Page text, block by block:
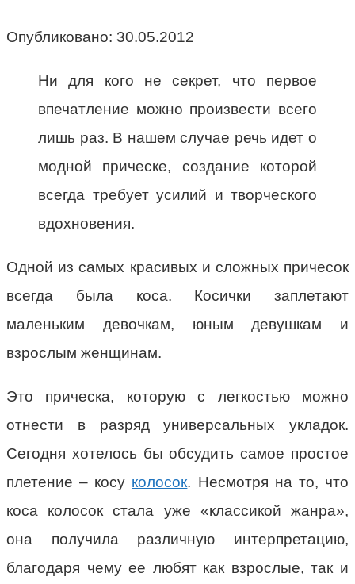
Опубликовано: 30.05.2012
Ни для кого не секрет, что первое
впечатление можно произвести всего
лишь раз. В нашем случае речь идет о
модной прическе, создание которой
всегда требует усилий и творческого
вдохновения.
Одной из самых красивых и сложных причесок
всегда была коса. Косички заплетают
маленьким девочкам, юным девушкам и
взрослым женщинам.
Это прическа, которую с легкостью можно
отнести в разряд универсальных укладок.
Сегодня хотелось бы обсудить самое простое
плетение – косу колосок. Несмотря на то, что
коса колосок стала уже «классикой жанра»,
она получила различную интерпретацию,
благодаря чему ее любят как взрослые, так и